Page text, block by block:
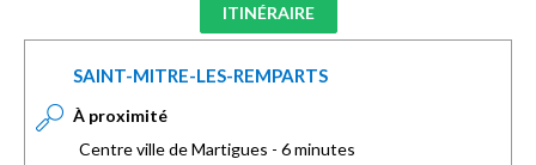
ITINÉRAIRE
SAINT-MITRE-LES-REMPARTS
À proximité
Centre ville de Martigues - 6 minutes